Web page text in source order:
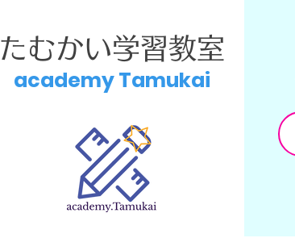
たむかい学習教室
academy Tamukai